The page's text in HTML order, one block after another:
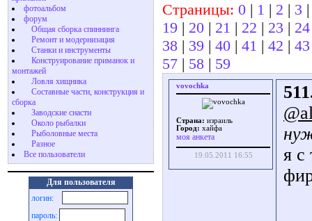
фотоальбом
форум
Общая сборка спиннинга
Ремонт и модернизация
Станки и инструменты
Конструирование приманок и
монтажей
Ловля хищника
Cоставные части, конструкция и
сборка
Заводские снасти
Около рыбалки
Рыболовные места
Разное
Все пользователи
Для пользователя
логин:
пароль:
Страницы: 0 | 1 | 2 | 3
19 | 20 | 21 | 22 | 23 | 24
38 | 39 | 40 | 41 | 42 | 43
57 | 58 | 59
vovochka
Страна: израиль
Город: хайфа
моя анкета
19.05.2011 16:55
я с